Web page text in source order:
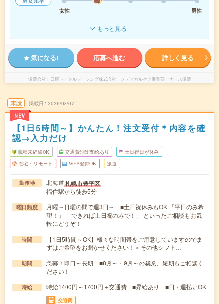
女性
男性
もっと見る
気になる! 応募へ進む 詳しく見る
派遣会社 日研トータルソーシング株式会社 メディカルケア事業部 ナース派遣
未読
NEW
掲載日 2026/08/07
【1日5時間～】かんたん！注文受付＊内容を確
認→入力だけ
職種未経験OK 交通費別途支給あり 土日祝日が休み
在宅・リモート WEB登録OK 派遣
勤務地 北海道札幌市豊平区
福住駅から徒歩5分
曜日頻度
月曜～日曜の間で週3日～ ■土日祝休みもOK 「平日のみ希
望！」 「できれば土日祝のみで！」 といったご相談もお気
軽にどうぞ！
時間
【1日5時間～OK】様々な時間帯をご用意していますのでま
ずはご希望をお聞かせください！＜その他シフト…
期間
急募！即日～長期 ■8月～・9月～の就業、短期もご相談く
ださい！
時給 時給1400円～1700円＋交通費 ■昇給あり ■日・週払いOK
交通費